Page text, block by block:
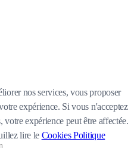
nos services, vous proposer
expérience. Si vous n'acceptez
votre expérience peut être affectée.
lire le Cookies Politique